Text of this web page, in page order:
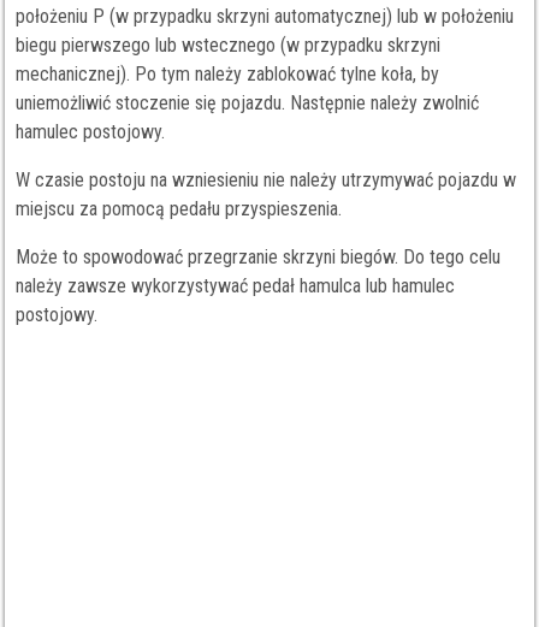
położeniu P (w przypadku skrzyni automatycznej) lub w położeniu
biegu pierwszego lub wstecznego (w przypadku skrzyni
mechanicznej). Po tym należy zablokować tylne koła, by
uniemożliwić stoczenie się pojazdu. Następnie należy zwolnić
hamulec postojowy.
W czasie postoju na wzniesieniu nie należy utrzymywać pojazdu w
miejscu za pomocą pedału przyspieszenia.
Może to spowodować przegrzanie skrzyni biegów. Do tego celu
należy zawsze wykorzystywać pedał hamulca lub hamulec
postojowy.